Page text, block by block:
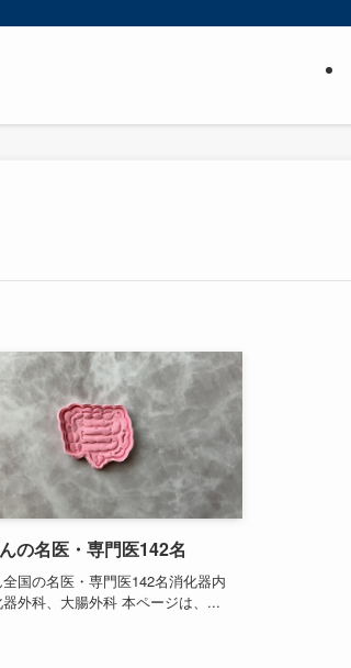
の名医・専門医142名
国の名医・専門医142名消化器内
外科、大腸外科 本ページは、...